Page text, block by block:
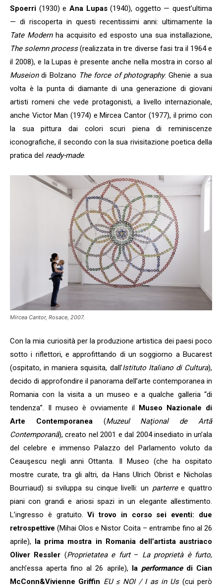
Spoerri (1930) e Ana Lupas(1940), oggetto — quest’ultima
— di riscoperta in questi recentissimi anni: ultimamente la
Tate Modernha acquisito ed esposto una sua installazione,
The solemn process(realizzata in tre diverse fasi tra il 1964 e
il 2008), e la Lupas è presente anche nella mostra in corso al
Museiondi Bolzano The force of photography. Ghenie a sua
volta è la punta di diamante di una generazione di giovani
artisti romeni che vede protagonisti, a livello internazionale,
anche Victor Man (1974) e Mircea Cantor (1977), il primo con
la sua pittura dai colori scuri piena di reminiscenze
iconografiche, il secondo con la sua rivisitazione poetica della
pratica del ready-made.
Mircea Cantor, Rosace, 2007.
Con la mia curiosità per la produzione artistica dei paesi poco
sotto i riflettori, e approfittando di un soggiorno a Bucarest
(ospitato, in maniera squisita, dall’Istituto Italiano di Cultura),
decido di approfondire il panorama dell’arte contemporanea in
Romania con la visita a un museo e a qualche galleria “di
tendenza”. Il museo è ovviamente il Museo Nazionale di
Arte Contemporanea(Muzeul Naţional de Artă
Contemporană), creato nel 2001 e dal 2004 insediato in un’ala
del celebre e immenso Palazzo del Parlamento voluto da
Ceauşescu negli anni Ottanta. Il Museo (che ha ospitato
mostre curate, tra gli altri, da Hans Ulrich Obrist e Nicholas
Bourriaud) si sviluppa su cinque livelli: un parterree quattro
piani con grandi e ariosi spazi in un elegante allestimento.
L’ingresso è gratuito.Vi trovo in corso sei eventi: due
retrospettive (Mihai Olos e Nistor Coita – entrambe fino al 26
aprile), la prima mostra in Romania dell’artista austriaco
Oliver Ressler (Proprietatea e furt– La proprietà è furto,
anch’essa aperta fino al 26 aprile),la performancedi Cian
McConn&Vivienne Griffin EU ≤ NOI / I as in Us(cui però